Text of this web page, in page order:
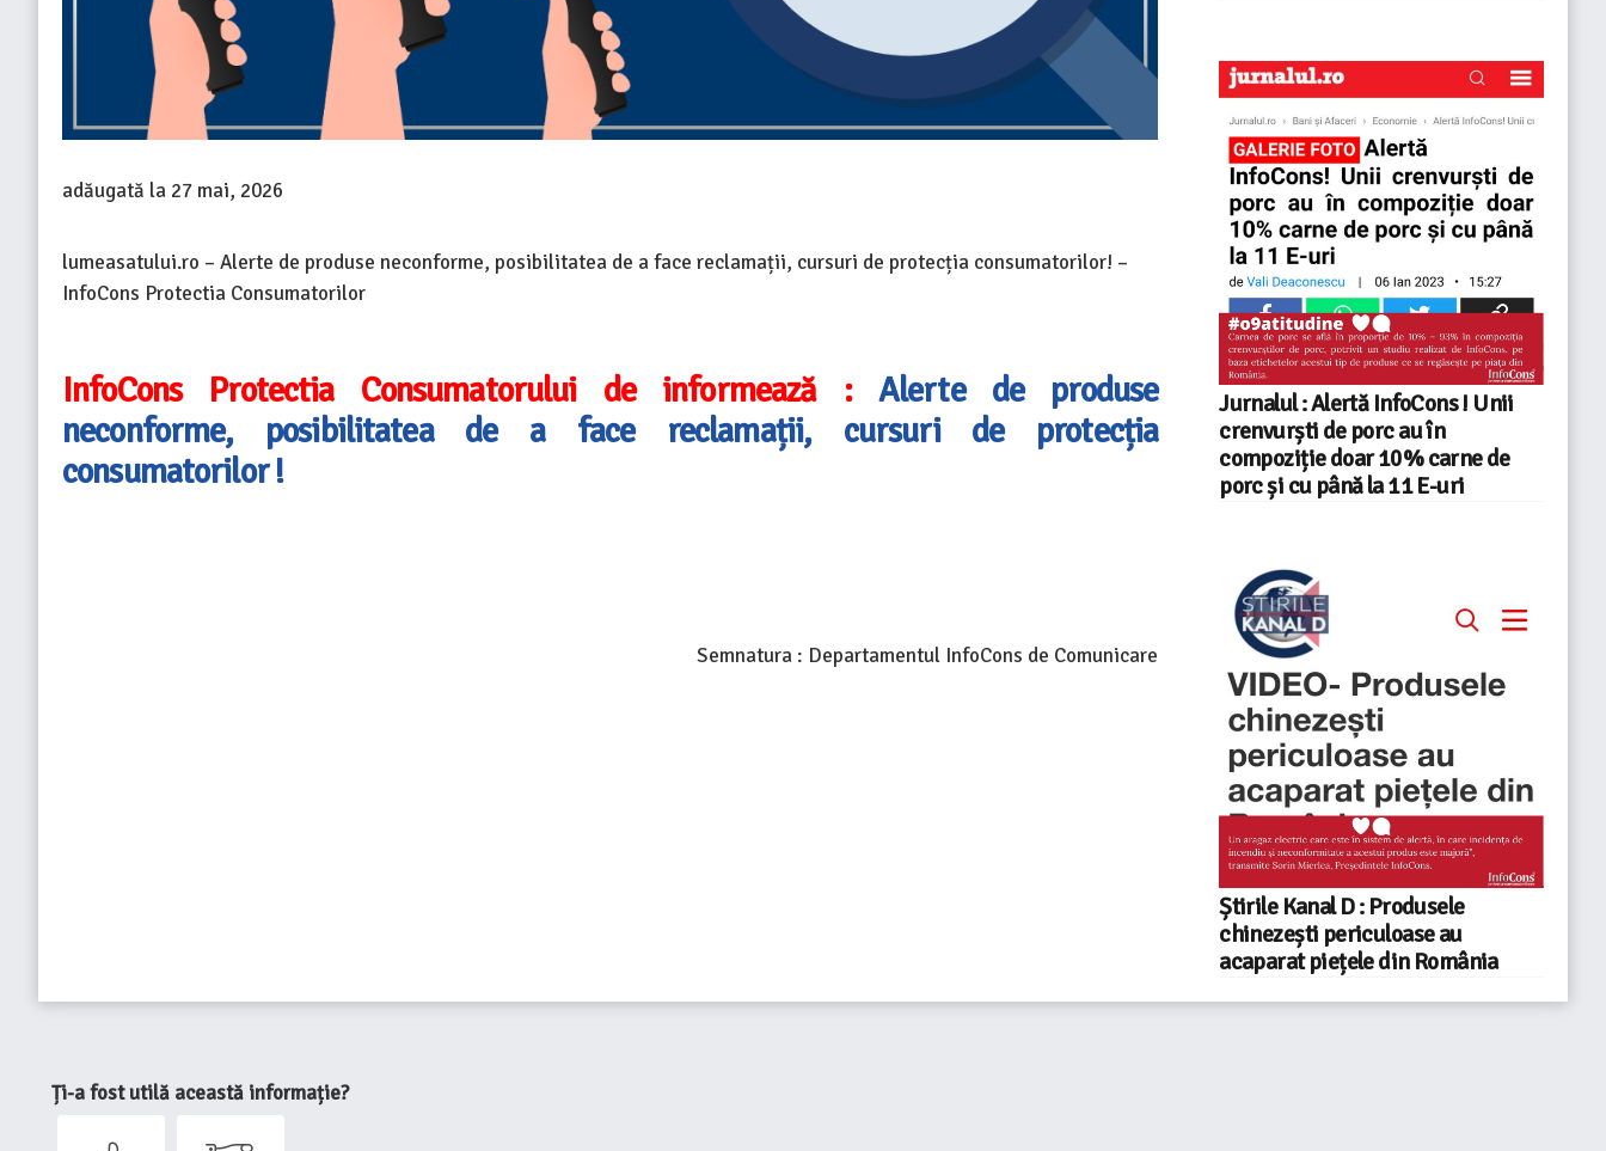
adăugată la 27 mai, 2026
lumeasatului.ro – Alerte de produse neconforme, posibilitatea de a face reclamații, cursuri de protecția consumatorilor! –
InfoCons Protectia Consumatorilor
InfoCons Protectia Consumatorului de informează : Alerte de produse
neconforme, posibilitatea de a face reclamații, cursuri de protecția
consumatorilor !
Semnatura : Departamentul InfoCons de Comunicare
Jurnalul : Alertă InfoCons ! Unii
crenvurști de porc au în
compoziție doar 10% carne de
porc și cu până la 11 E-uri
Știrile Kanal D : Produsele
chinezești periculoase au
acaparat piețele din România
Ți-a fost utilă această informație?